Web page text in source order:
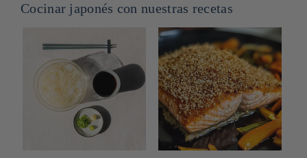
Cocinar japonés con nuestras recetas